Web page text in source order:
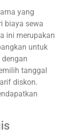
yang
biaya sewa
ini merupakan
untuk
tanggal
diskon.